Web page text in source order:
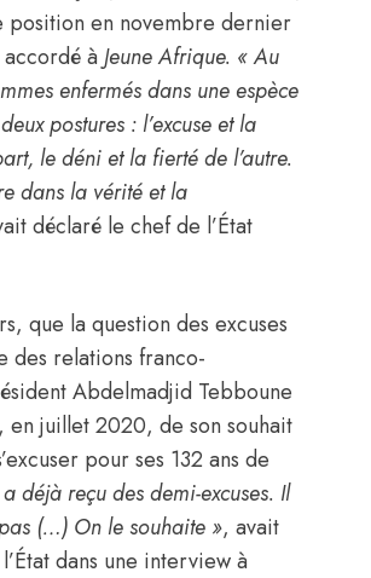
position en novembre dernier
à Jeune Afrique. « Au
enfermés dans une espèce
postures : l’excuse et la
le déni et la fierté de l’autre.
dans la vérité et la
déclaré le chef de l’État
que la question des excuses
des relations franco-
Abdelmadjid Tebboune
en juillet 2020, de son souhait
pour ses 132 ans de
déjà reçu des demi-excuses. Il
(…) On le souhaite », avait
dans une interview à